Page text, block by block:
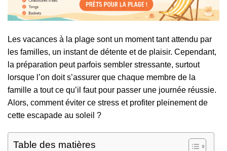
Les vacances à la plage sont un moment tant attendu par
les familles, un instant de détente et de plaisir. Cependant,
la préparation peut parfois sembler stressante, surtout
lorsque l’on doit s’assurer que chaque membre de la
famille a tout ce qu’il faut pour passer une journée réussie.
Alors, comment éviter ce stress et profiter pleinement de
cette escapade au soleil ?
Table des matières